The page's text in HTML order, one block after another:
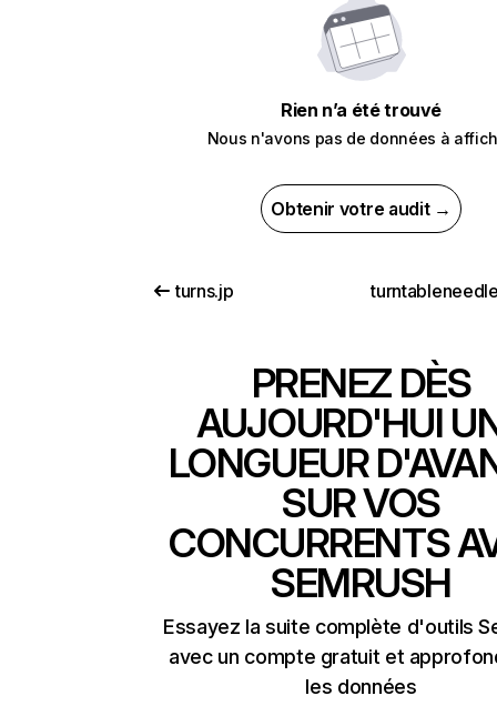
Rien n’a été trouvé
Nous n'avons pas de données à
Obtenir votre audit →
turns.jp
PRENEZ DÈS
AUJOURD'HUI
LONGUEUR
SUR VOS
CONCURRENTS
SEMRUSH
Essayez la suite complète d'outils
avec un compte gratuit et
les données